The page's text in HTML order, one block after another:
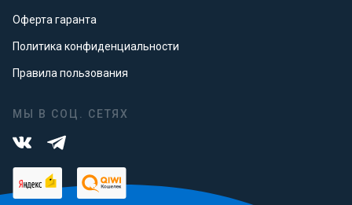
Оферта гаранта
Политика конфиденциальности
Правила пользования
МЫ В СОЦ. СЕТЯХ